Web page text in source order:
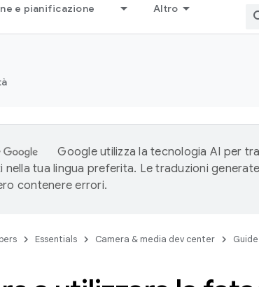
e pianificazione Altro
Google utilizza la tecnologia AI per
nella tua lingua preferita. Le traduzioni
contenere errori.
Essentials Camera & media dev center Guide